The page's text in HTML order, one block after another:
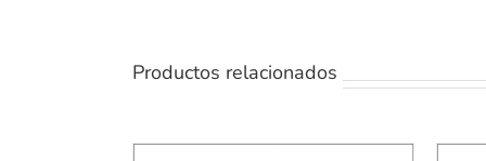
Productos relacionados